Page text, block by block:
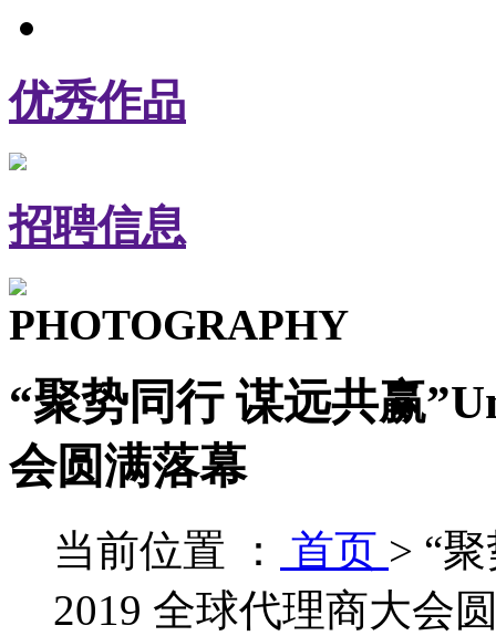
优秀作品
招聘信息
PHOTOGRAPHY
“聚势同行 谋远共赢
会圆满落幕
当前位置 ： 首页 > “
2019 全球代理商大会